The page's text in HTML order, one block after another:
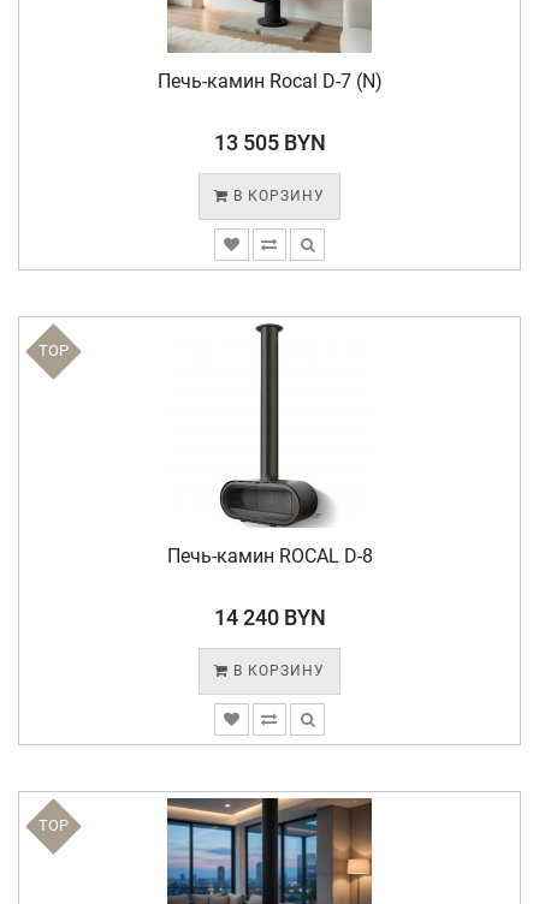
Печь-камин Rocal D-7 (N)
13 505 BYN
В КОРЗИНУ
TOP
Печь-камин ROCAL D-8
14 240 BYN
В КОРЗИНУ
TOP